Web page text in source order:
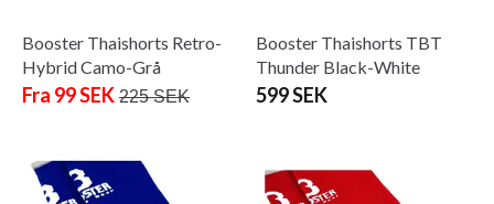
Booster Thaishorts Retro-
Hybrid Camo-Grå
Fra 99 SEK 225 SEK
Booster Thaishorts TBT
Thunder Black-White
599 SEK